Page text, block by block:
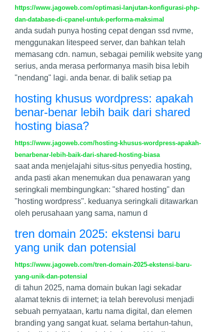
https://www.jagoweb.com/optimasi-lanjutan-konfigurasi-php-
dan-database-di-cpanel-untuk-performa-maksimal
anda sudah punya hosting cepat dengan ssd nvme,
menggunakan litespeed server, dan bahkan telah
memasang cdn. namun, sebagai pemilik website yang
serius, anda merasa performanya masih bisa lebih
"nendang" lagi. anda benar. di balik setiap pa
hosting khusus wordpress: apakah
benar-benar lebih baik dari shared
hosting biasa?
https://www.jagoweb.com/hosting-khusus-wordpress-apakah-
benarbenar-lebih-baik-dari-shared-hosting-biasa
saat anda menjelajahi situs-situs penyedia hosting,
anda pasti akan menemukan dua penawaran yang
seringkali membingungkan: "shared hosting" dan
"hosting wordpress". keduanya seringkali ditawarkan
oleh perusahaan yang sama, namun d
tren domain 2025: ekstensi baru
yang unik dan potensial
https://www.jagoweb.com/tren-domain-2025-ekstensi-baru-
yang-unik-dan-potensial
di tahun 2025, nama domain bukan lagi sekadar
alamat teknis di internet; ia telah berevolusi menjadi
sebuah pernyataan, kartu nama digital, dan elemen
branding yang sangat kuat. selama bertahun-tahun,